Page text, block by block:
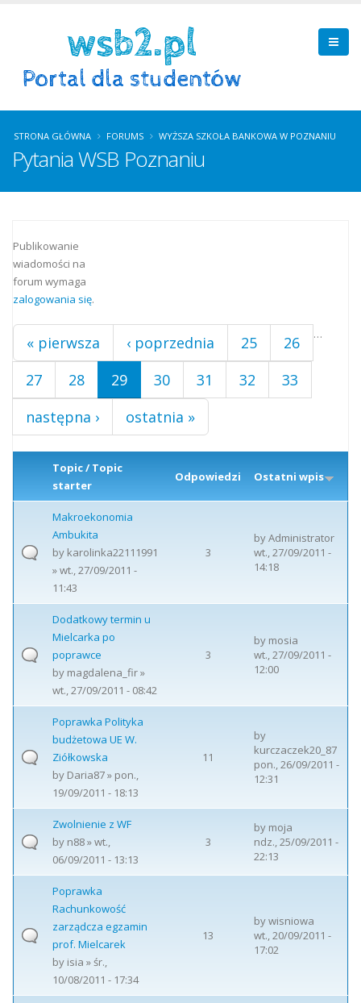
STRONA GŁÓWNA FORUMS WYŻSZA SZKOŁA BANKOWA W POZNANIU
Pytania WSB Poznaniu
Publikowanie
wiadomości na
forum wymaga
zalogowania się.
Strony
« pierwsza ‹ poprzednia …
25
26
27
28 29 30 31 32
33
następna ›
ostatnia »
Topic / Topic
starter
Odpowiedzi Ostatni wpis
Makroekonomia
Ambukita
by karolinka22111991
» wt., 27/09/2011 -
11:43
3
byAdministrator
wt., 27/09/2011 -
14:18
Dodatkowy termin u
Mielcarka po
poprawce
by magdalena_fir»
wt., 27/09/2011 - 08:42
3
by mosia
wt., 27/09/2011 -
12:00
Poprawka Polityka
budżetowa UE W.
Ziółkowska
by Daria87» pon.,
19/09/2011 - 18:13
11
by
kurczaczek20_87
pon., 26/09/2011 -
12:31
Zwolnienie z WF
by n88» wt.,
06/09/2011 - 13:13
3
by moja
ndz., 25/09/2011 -
22:13
Poprawka
Rachunkowość
zarządcza egzamin
prof. Mielcarek
by isia » śr.,
10/08/2011 - 17:34
13
bywisniowa
wt., 20/09/2011 -
17:02